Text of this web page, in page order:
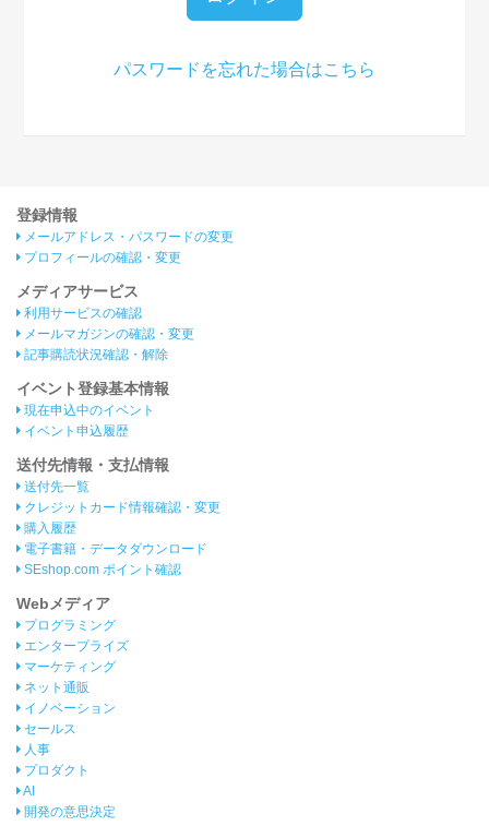
パスワードを忘れた場合はこちら
登録情報
メールアドレス・パスワードの変更
プロフィールの確認・変更
メディアサービス
利用サービスの確認
メールマガジンの確認・変更
記事購読状況確認・解除
イベント登録基本情報
現在申込中のイベント
イベント申込履歴
送付先情報・支払情報
送付先一覧
クレジットカード情報確認・変更
購入履歴
電子書籍・データダウンロード
SEshop.com ポイント確認
Webメディア
プログラミング
エンタープライズ
マーケティング
ネット通販
イノベーション
セールス
人事
プロダクト
AI
開発の意思決定